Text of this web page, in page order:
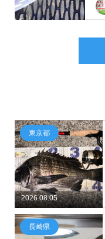
2026.08.05
東京都
長崎県